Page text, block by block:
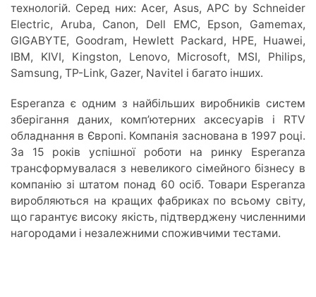
технологій. Серед них: Acer, Asus, APC by Schneider
Electric, Aruba, Canon, Dell EMC, Epson, Gamemax,
GIGABYTE, Goodram, Hewlett Packard, HPE, Huawei,
IBM, KIVI, Kingston, Lenovo, Microsoft, MSI, Philips,
Samsung, TP-Link, Gazer, Navitel і багато інших.
Esperanza є одним з найбільших виробників систем
зберігання даних, комп’ютерних аксесуарів і RTV
обладнання в Європі. Компанія заснована в 1997 році.
За 15 років успішної роботи на ринку Esperanza
трансформувалася з невеликого сімейного бізнесу в
компанію зі штатом понад 60 осіб. Товари Esperanza
виробляються на кращих фабриках по всьому світу,
що гарантує високу якість, підтверджену численними
нагородами і незалежними споживчими тестами.